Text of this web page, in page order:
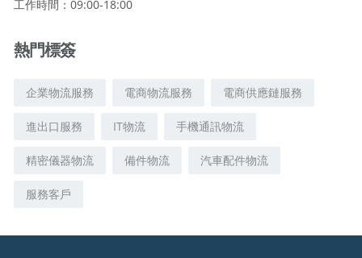
工作時間：09:00-18:00
熱門標簽
企業物流服務 電商物流服務 電商供應鏈服務
進出口服務 IT物流 手機通訊物流
精密儀器物流 備件物流 汽車配件物流
服務客戶